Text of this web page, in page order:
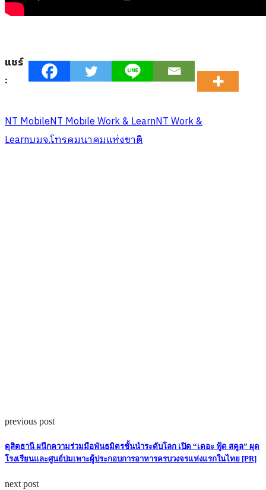
แชร์
:
NT MobileNT Mobile Work & LearnNT Work &
Learnบมจ.โทรคมนาคมแห่งชาติ
previous post
ดุสิตธานี ผนึกความร่วมมือพันธมิตรชั้นนำระดับโลก เปิด “เดอะ ฟู้ด สคูล” ผุด
โรงเรียนและศูนย์บ่มเพาะผู้ประกอบการอาหารครบวงจรแห่งแรกในไทย [PR]
next post